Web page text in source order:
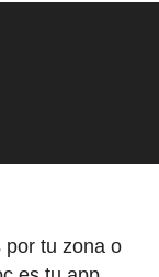
por tu zona o